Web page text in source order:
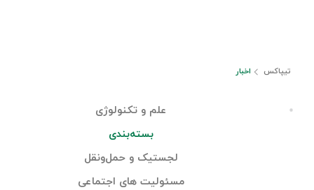
تیپاکس اخبار
علم و تکنولوژی
بسته‌بندی
لجستیک و حمل‎‌و‎نقل
مسئولیت های اجتماعی